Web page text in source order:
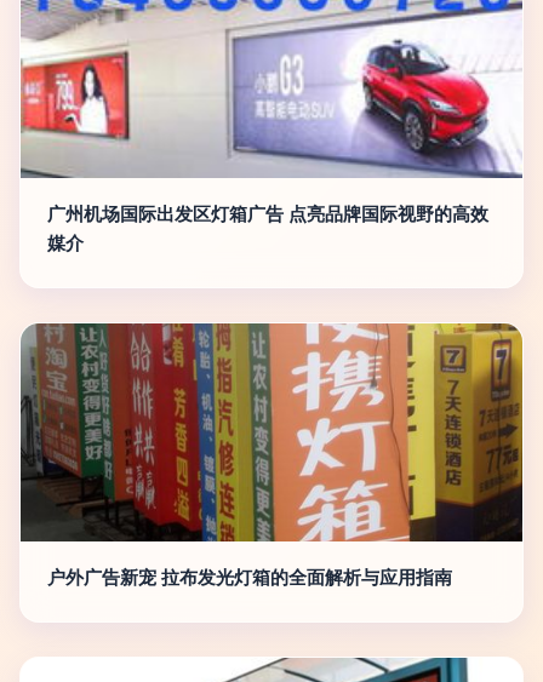
广州机场国际出发区灯箱广告 点亮品牌国际视野的高效
媒介
户外广告新宠 拉布发光灯箱的全面解析与应用指南